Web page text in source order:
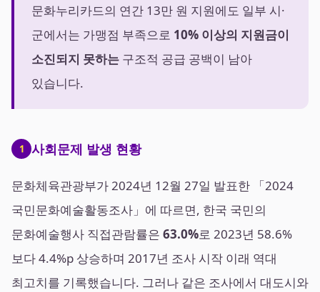
문화누리카드의 연간 13만 원 지원에도 일부 시·
군에서는 가맹점 부족으로 10% 이상의 지원금이
소진되지 못하는 구조적 공급 공백이 남아
있습니다.
1 사회문제 발생 현황
문화체육관광부가 2024년 12월 27일 발표한 「2024
국민문화예술활동조사」에 따르면, 한국 국민의
문화예술행사 직접관람률은 63.0%로 2023년 58.6%
보다 4.4%p 상승하며 2017년 조사 시작 이래 역대
최고치를 기록했습니다. 그러나 같은 조사에서 대도시와